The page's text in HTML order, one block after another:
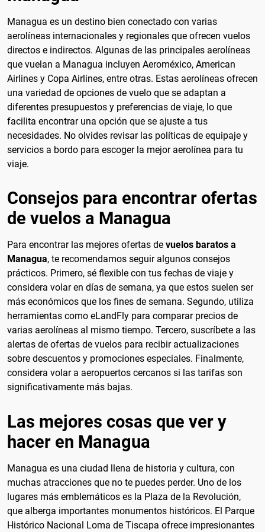
Managua es un destino bien conectado con varias
aerolíneas internacionales y regionales que ofrecen vuelos
directos e indirectos. Algunas de las principales aerolíneas
que vuelan a Managua incluyen Aeroméxico, American
Airlines y Copa Airlines, entre otras. Estas aerolíneas ofrecen
una variedad de opciones de vuelo que se adaptan a
diferentes presupuestos y preferencias de viaje, lo que
facilita encontrar una opción que se ajuste a tus
necesidades. No olvides revisar las políticas de equipaje y
servicios a bordo para escoger la mejor aerolínea para tu
viaje.
Consejos para encontrar ofertas
de vuelos a Managua
Para encontrar las mejores ofertas de vuelos baratos a
Managua, te recomendamos seguir algunos consejos
prácticos. Primero, sé flexible con tus fechas de viaje y
considera volar en días de semana, ya que estos suelen ser
más económicos que los fines de semana. Segundo, utiliza
herramientas como eLandFly para comparar precios de
varias aerolíneas al mismo tiempo. Tercero, suscríbete a las
alertas de ofertas de vuelos para recibir actualizaciones
sobre descuentos y promociones especiales. Finalmente,
considera volar a aeropuertos cercanos si las tarifas son
significativamente más bajas.
Las mejores cosas que ver y
hacer en Managua
Managua es una ciudad llena de historia y cultura, con
muchas atracciones que no te puedes perder. Uno de los
lugares más emblemáticos es la Plaza de la Revolución,
que alberga importantes monumentos históricos. El Parque
Histórico Nacional Loma de Tiscapa ofrece impresionantes